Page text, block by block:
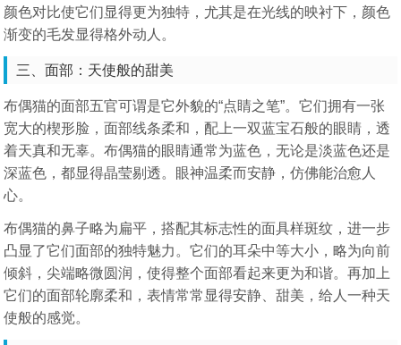
颜色对比使它们显得更为独特，尤其是在光线的映衬下，颜色
渐变的毛发显得格外动人。
三、面部：天使般的甜美
布偶猫的面部五官可谓是它外貌的“点睛之笔”。它们拥有一张
宽大的楔形脸，面部线条柔和，配上一双蓝宝石般的眼睛，透
着天真和无辜。布偶猫的眼睛通常为蓝色，无论是淡蓝色还是
深蓝色，都显得晶莹剔透。眼神温柔而安静，仿佛能治愈人
心。
布偶猫的鼻子略为扁平，搭配其标志性的面具样斑纹，进一步
凸显了它们面部的独特魅力。它们的耳朵中等大小，略为向前
倾斜，尖端略微圆润，使得整个面部看起来更为和谐。再加上
它们的面部轮廓柔和，表情常常显得安静、甜美，给人一种天
使般的感觉。